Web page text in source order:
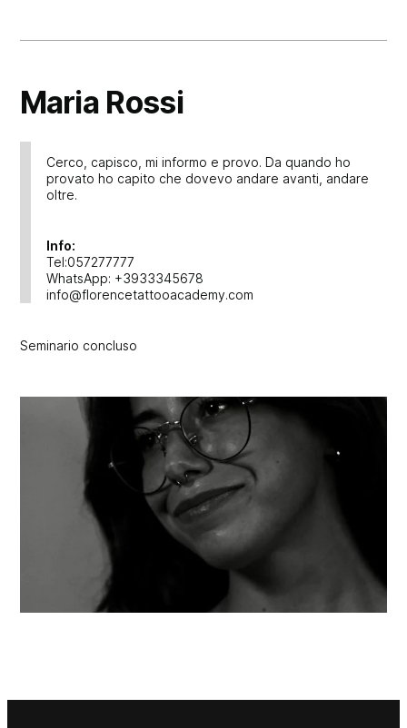
Maria Rossi
Cerco, capisco, mi informo e provo. Da quando ho
provato ho capito che dovevo andare avanti, andare
oltre.
Info:
Tel:057277777
WhatsApp: +3933345678
info@florencetattooacademy.com
Seminario concluso